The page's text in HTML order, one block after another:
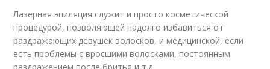
Лазерная эпиляция служит и просто косметической
процедурой, позволяющей надолго избавиться от
раздражающих девушек волосков, и медицинской, если
есть проблемы с вросшими волосками, постоянным
раздражением после бритья и т.д.